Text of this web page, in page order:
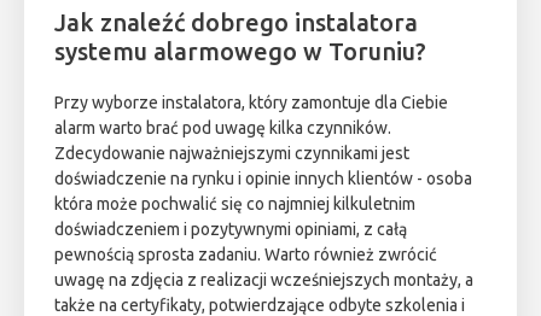
Jak znaleźć dobrego instalatora
systemu alarmowego w Toruniu?
Przy wyborze instalatora, który zamontuje dla Ciebie
alarm warto brać pod uwagę kilka czynników.
Zdecydowanie najważniejszymi czynnikami jest
doświadczenie na rynku i opinie innych klientów - osoba
która może pochwalić się co najmniej kilkuletnim
doświadczeniem i pozytywnymi opiniami, z całą
pewnością sprosta zadaniu. Warto również zwrócić
uwagę na zdjęcia z realizacji wcześniejszych montaży, a
także na certyfikaty, potwierdzające odbyte szkolenia i